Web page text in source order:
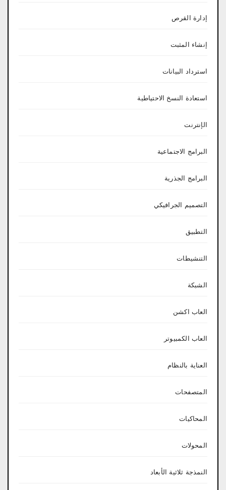
إدارة القرص
إنشاء المثبت
استرداد البيانات
استعادة النسخ الاحتياطية
الإنترنت
البرامج الاجتماعية
البرامج الجذرية
التصميم الجرافيكي
التطبيق
التنشيطات
الشبكة
العاب اكشن
العاب الكمبيوتر
العناية بالنظام
المتصفحات
المحاكيات
المحولات
النمذجة ثلاثية الأبعاد